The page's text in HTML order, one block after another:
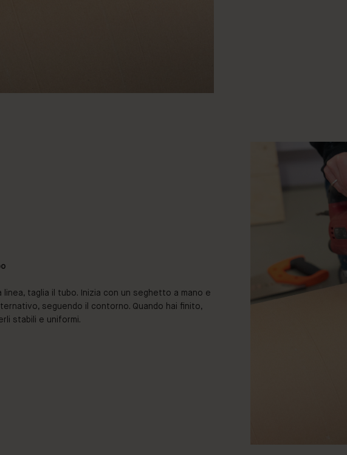
linea, taglia il tubo. Inizia con un seghetto a mano e
seguendo il contorno. Quando hai finito,
stabili e uniformi.